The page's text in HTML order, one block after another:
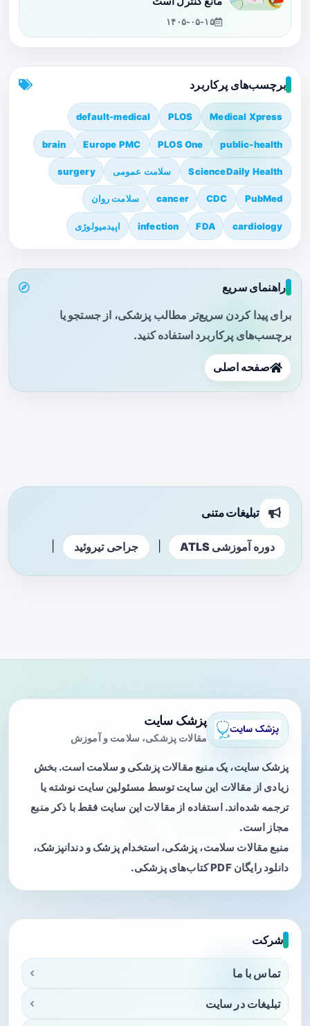
۱۴۰۵-۰۵-۱۵
برچسب‌های پرکاربرد
Medical Xpress
PLOS
default-medical
public-health
PLOS One
Europe PMC
brain
ScienceDaily Health سلامت عمومی surgery
PubMed
CDC
cancer سلامت روان
cardiology
FDA
infection اپیدمیولوژی
راهنمای سریع
برای پیدا کردن سریع‌تر مطالب پزشکی، از جستجو یا
برچسب‌های پرکاربرد استفاده کنید.
صفحه اصلی
تبلیغات متنی
دوره آموزشی ATLS جراحی تیروئید
پزشک سایت
مقالات پزشکی، سلامت و آموزش
پزشک سایت، یک منبع مقالات پزشکی و سلامت است. بخش
زیادی از مقالات این سایت توسط مسئولین سایت نوشته یا
ترجمه شده‌اند. استفاده از مقالات این سایت فقط با ذکر منبع
مجاز است.
منبع مقالات سلامت، پزشکی، استخدام پزشک و دندانپزشک،
دانلود رایگان PDF کتاب‌های پزشکی.
شرکت
تماس با ما
تبلیغات در سایت